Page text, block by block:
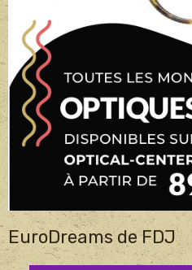
EuroDreams de FDJ